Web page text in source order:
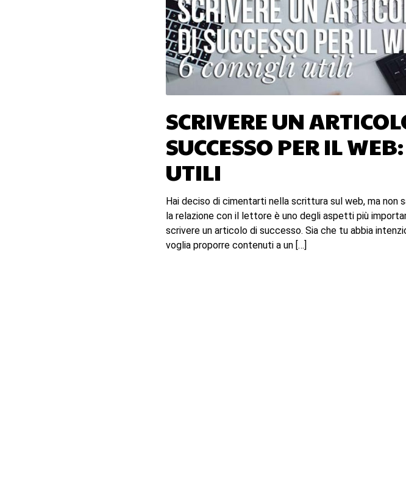
SCRIVERE UN
SUCCESSO PER IL
UTILI
Hai deciso di cimentarti nella scrittura sul web, ma non
la relazione con il lettore è uno degli aspetti più
scrivere un articolo di successo. Sia che tu abbia
voglia proporre contenuti a un […]